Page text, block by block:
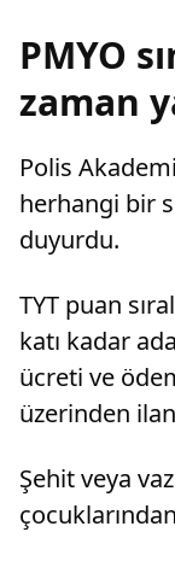
PMYO
zaman
Polis
herhangi bir
duyurdu.
TYT puan
katı kadar
ücreti ve
üzerinden
Şehit veya